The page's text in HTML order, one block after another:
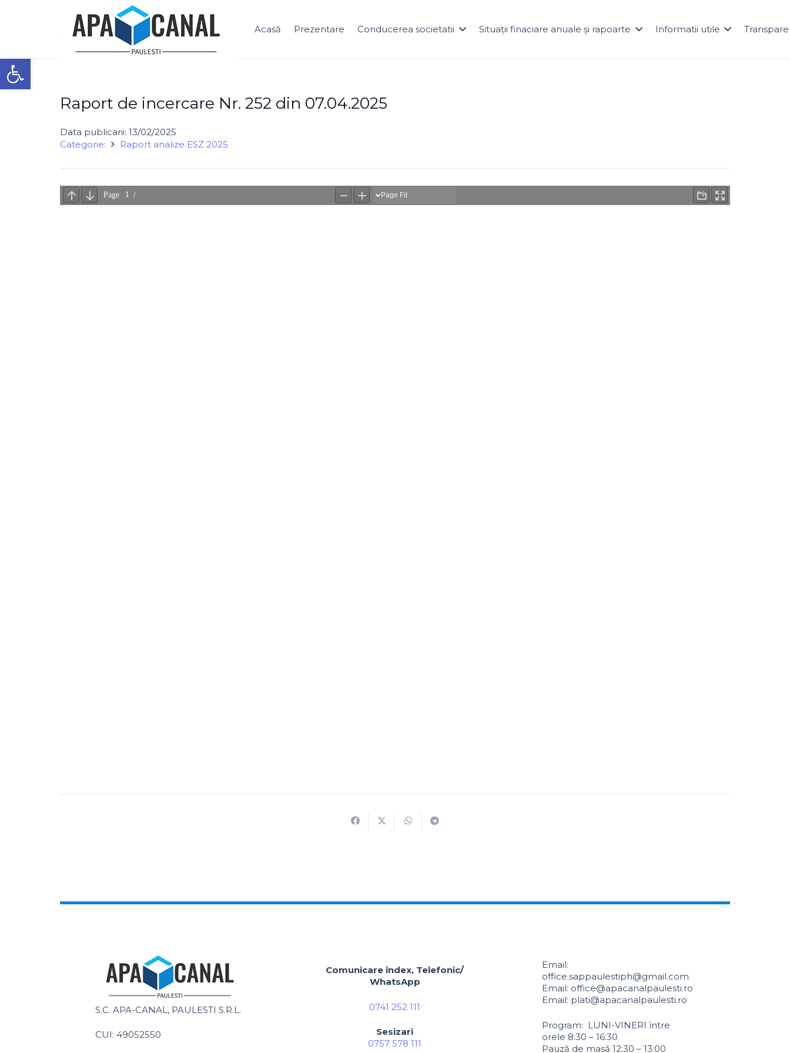
Deschide bara de unelte
S.C. APĂ – CANAL PĂULEȘTI S.R.L. Acasă Prezentare Conducerea societatii Situații finaciare anuale și rapoarte Informatii utile
Raport de incercare Nr. 252 din 07.04.2025
Data publicarii: 13/02/2025
Categorie:
Raport analize ESZ 2025
S.C. APA-CANAL, PAULESTI S.R.L.
CUI: 49052550
Comunicare index, Telefonic/
WhatsApp
0741 252 111
Sesizari
0757 578 111
Email:
office.sappaulestiph@gmail.com
Email: office@apacanalpaulesti.ro
Email: plati@apacanalpaulesti.ro
Program: LUNI-VINERI între
orele 8:30 – 16:30
Pauză de masă 12:30 – 13:00